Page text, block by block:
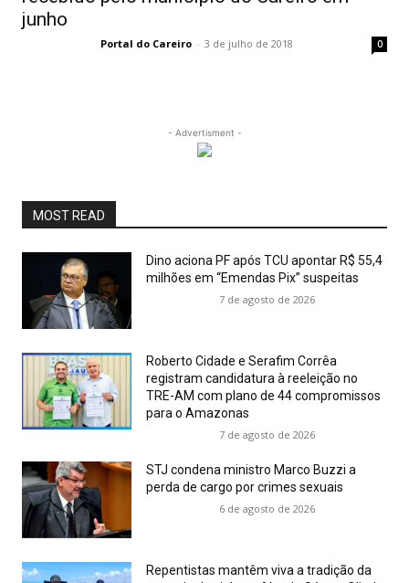
junho
Portal do Careiro - 3 de julho de 2018 0
- Advertisment -
MOST READ
Dino aciona PF após TCU apontar R$ 55,4
milhões em “Emendas Pix” suspeitas
7 de agosto de 2026
Roberto Cidade e Serafim Corrêa
registram candidatura à reeleição no
TRE-AM com plano de 44 compromissos
para o Amazonas
7 de agosto de 2026
STJ condena ministro Marco Buzzi a
perda de cargo por crimes sexuais
6 de agosto de 2026
Repentistas mantêm viva a tradição da